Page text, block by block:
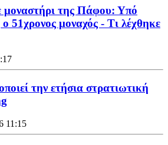
μοναστήρι της Πάφου: Υπό
51χρονος μοναχός - Τι λέχθηκε
την ετήσια στρατιωτική
11:15